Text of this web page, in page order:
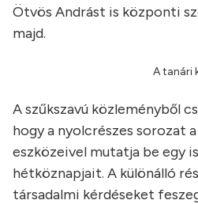
Ötvös Andrást is központi
majd.
A tanári
A szűkszavú közleményből
hogy a nyolcrészes sorozat
eszközeivel mutatja be egy
hétköznapjait. A különálló
társadalmi kérdéseket